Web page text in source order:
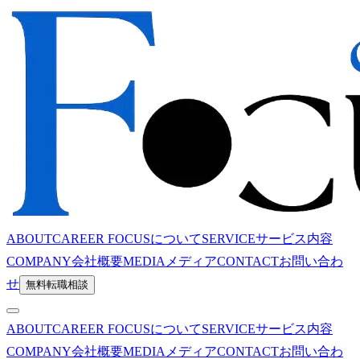
ABOUTCAREER FOCUSについてSERVICEサービス内容
COMPANY会社概要MEDIA メディアCONTACTお問い合わ
せ 無料転職相談
ABOUTCAREER FOCUSについてSERVICEサービス内容
COMPANY会社概要MEDIA メディアCONTACTお問い合わ